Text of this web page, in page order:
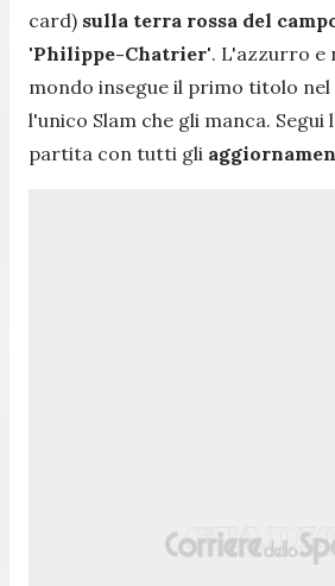
card) sulla terra rossa del
'Philippe-Chatrier'. L'azzurro e
mondo insegue il primo titolo nel
l'unico Slam che gli manca. Segui
partita con tutti gli